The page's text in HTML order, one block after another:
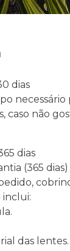
dias
necessário
caso não
dias
(365
inclui:
das lentes.